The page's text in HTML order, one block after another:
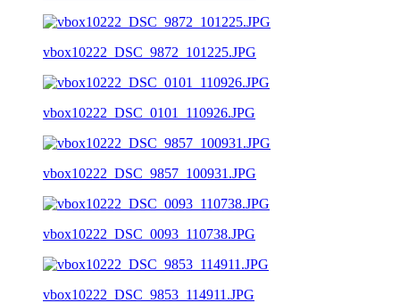
vbox10222_DSC_9872_101225.JPG
vbox10222_DSC_0101_110926.JPG
vbox10222_DSC_9857_100931.JPG
vbox10222_DSC_0093_110738.JPG
vbox10222_DSC_9853_114911.JPG